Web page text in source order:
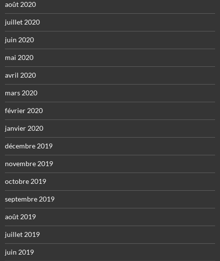
août 2020
juillet 2020
juin 2020
mai 2020
avril 2020
mars 2020
février 2020
janvier 2020
décembre 2019
novembre 2019
octobre 2019
septembre 2019
août 2019
juillet 2019
juin 2019